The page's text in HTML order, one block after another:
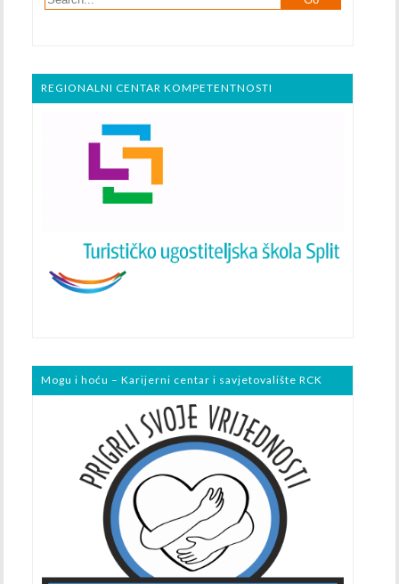
REGIONALNI CENTAR KOMPETENTNOSTI
Mogu i hoću – Karijerni centar i savjetovalište RCK